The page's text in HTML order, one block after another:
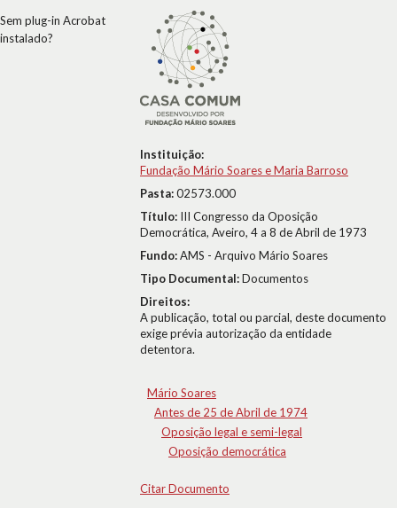
Instituição:
Fundação Mário Soares e Maria Barroso
Pasta:02573.000
Título: III Congresso da Oposição
Democrática, Aveiro, 4 a 8 de Abril de 1973
Fundo:AMS - Arquivo Mário Soares
Tipo Documental:Documentos
Direitos:
A publicação, total ou parcial, deste documento
exige prévia autorização da entidade
detentora.
Mário Soares
Antes de 25 de Abril de 1974
Oposição legal e semi-legal
Oposição democrática
Citar Documento
Sem plug-in Acrobat
instalado?